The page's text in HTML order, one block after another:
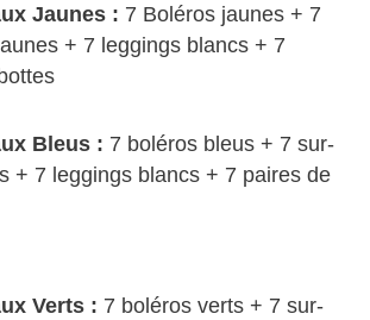
Jaunes : 7 Boléros jaunes + 7
+ 7 leggings blancs + 7
Bleus : 7 boléros bleus + 7 sur-
+ 7 leggings blancs + 7 paires de
Verts : 7 boléros verts + 7 sur-